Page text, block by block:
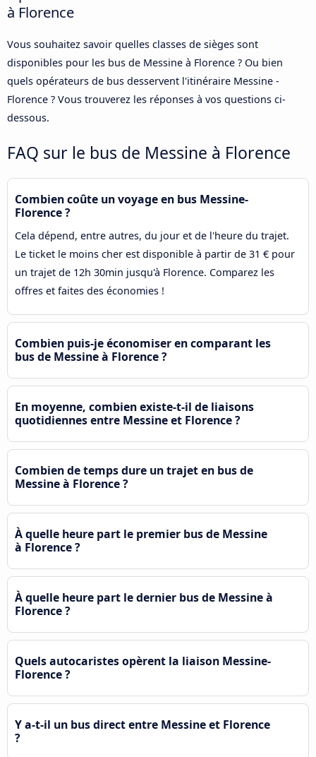
à Florence
Vous souhaitez savoir quelles classes de sièges sont
disponibles pour les bus de Messine à Florence ? Ou bien
quels opérateurs de bus desservent l'itinéraire Messine -
Florence ? Vous trouverez les réponses à vos questions ci-
dessous.
FAQ sur le bus de Messine à Florence
Combien coûte un voyage en bus Messine-
Florence ?
Cela dépend, entre autres, du jour et de l'heure du trajet.
Le ticket le moins cher est disponible à partir de 31 € pour
un trajet de 12h 30min jusqu'à Florence. Comparez les
offres et faites des économies !
Combien puis-je économiser en comparant les
bus de Messine à Florence ?
En moyenne, combien existe-t-il de liaisons
quotidiennes entre Messine et Florence ?
Combien de temps dure un trajet en bus de
Messine à Florence ?
À quelle heure part le premier bus de Messine
à Florence ?
À quelle heure part le dernier bus de Messine à
Florence ?
Quels autocaristes opèrent la liaison Messine-
Florence ?
Y a-t-il un bus direct entre Messine et Florence
?